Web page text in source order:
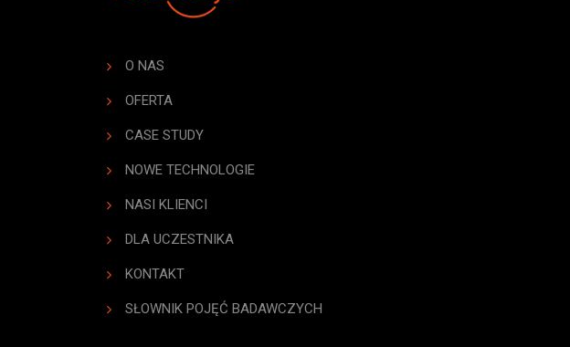
O NAS
OFERTA
CASE STUDY
NOWE TECHNOLOGIE
NASI KLIENCI
DLA UCZESTNIKA
KONTAKT
SŁOWNIK POJĘĆ BADAWCZYCH